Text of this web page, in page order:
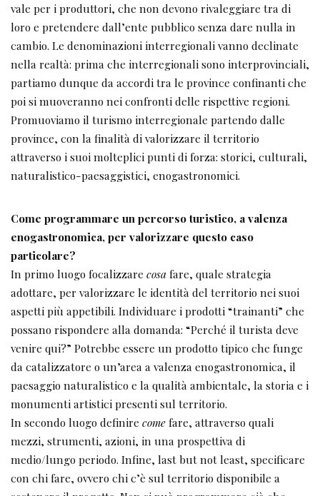
vale per i produttori, che non devono rivaleggiare tra di
loro e pretendere dall’ente pubblico senza dare nulla in
cambio. Le denominazioni interregionali vanno declinate
nella realtà: prima che interregionali sono interprovinciali,
partiamo dunque da accordi tra le province confinanti che
poi si muoveranno nei confronti delle rispettive regioni.
Promuoviamo il turismo interregionale partendo dalle
province, con la finalità di valorizzare il territorio
attraverso i suoi molteplici punti di forza: storici, culturali,
naturalistico-paesaggistici, enogastronomici.
Come programmare un percorso turistico, a valenza
enogastronomica, per valorizzare questo caso
particolare?
In primo luogo focalizzare cosafare, quale strategia
adottare, per valorizzare le identità del territorio nei suoi
aspetti più appetibili. Individuare i prodotti “trainanti” che
possano rispondere alla domanda: “Perché il turista deve
venire qui?” Potrebbe essere un prodotto tipico che funge
da catalizzatore o un’area a valenza enogastronomica, il
paesaggio naturalistico e la qualità ambientale, la storia e i
monumenti artistici presenti sul territorio.
In secondo luogo definire comefare, attraverso quali
mezzi, strumenti, azioni, in una prospettiva di
medio/lungo periodo. Infine, last but not least, specificare
con chi fare, ovvero chi c’è sul territorio disponibile a